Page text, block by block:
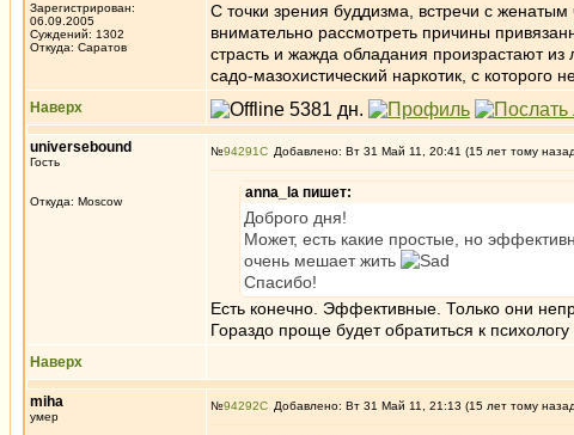
Зарегистрирован:
06.09.2005
Суждений: 1302
Откуда: Саратов
С точки зрения буддизма, встречи с
внимательно рассмотреть причины
страсть и жажда обладания произрастают из
садо-мазохистический наркотик, с которого
Наверх
universebound
Гость
Откуда: Moscow
№94291 Добавлено: Вт 31 Май 11, 20:41 (15 лет тому
anna_la пишет:
Доброго дня!
Может, есть какие простые, но
очень мешает жить
Спасибо!
Есть конечно. Эффективные. Только они
Гораздо проще будет обратиться к
Наверх
miha
умер
№94292 Добавлено: Вт 31 Май 11, 21:13 (15 лет тому